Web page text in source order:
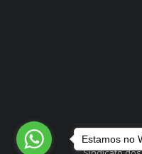
Estamos no